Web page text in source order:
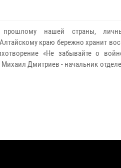
прошлому нашей страны,
краю бережно хранит
«Не забывайте о
Дмитриев - начальник